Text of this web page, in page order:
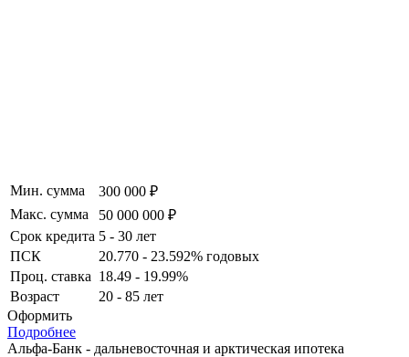
Мин. сумма
300 000 ₽
Макс. сумма
50 000 000 ₽
Срок кредита 5 - 30 лет
ПСК
20.770 - 23.592% годовых
Проц. ставка 18.49 - 19.99%
Возраст
20 - 85 лет
Оформить
Подробнее
Альфа-Банк - дальневосточная и арктическая ипотека